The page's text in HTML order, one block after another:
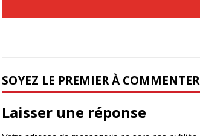
SOYEZ LE PREMIER À COMMENTER
Laisser une réponse